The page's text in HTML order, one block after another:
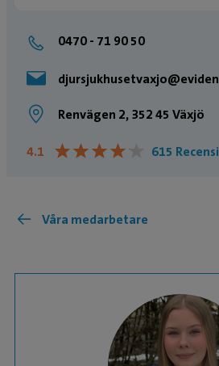
0470 - 71 90 50
Renvägen 2, 352 45 Växjö
4.1 ★★★★★
★★★★★ 615
Våra medarbetare